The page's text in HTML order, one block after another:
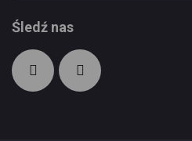
Śledź nas